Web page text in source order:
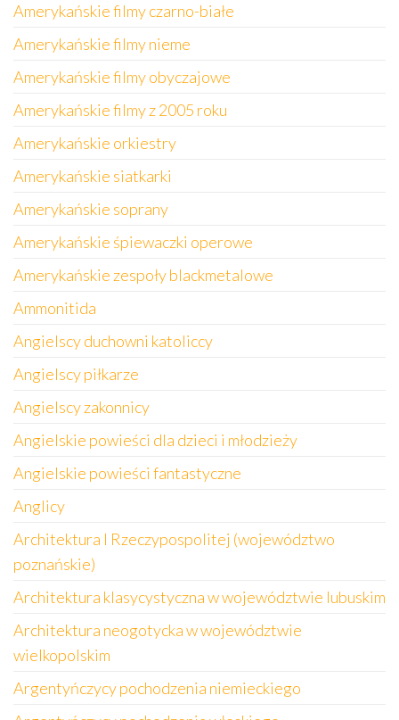
Amerykańskie filmy czarno-białe
Amerykańskie filmy nieme
Amerykańskie filmy obyczajowe
Amerykańskie filmy z 2005 roku
Amerykańskie orkiestry
Amerykańskie siatkarki
Amerykańskie soprany
Amerykańskie śpiewaczki operowe
Amerykańskie zespoły blackmetalowe
Ammonitida
Angielscy duchowni katoliccy
Angielscy piłkarze
Angielscy zakonnicy
Angielskie powieści dla dzieci i młodzieży
Angielskie powieści fantastyczne
Anglicy
Architektura I Rzeczypospolitej (województwo
poznańskie)
Architektura klasycystyczna w województwie lubuskim
Architektura neogotycka w województwie
wielkopolskim
Argentyńczycy pochodzenia niemieckiego